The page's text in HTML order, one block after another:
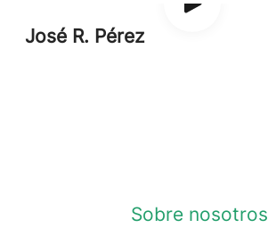
José R. Pérez
Sobre nosotros